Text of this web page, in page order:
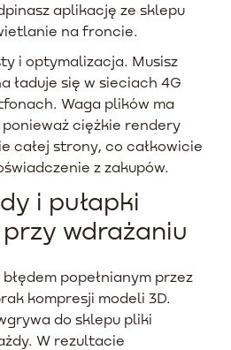
aplikację ze sklepu
na froncie.
i optymalizacja. Musisz
ładuje się w sieciach 4G
Waga plików ma
ciężkie rendery
całej strony, co całkowicie
z zakupów.
i pułapki
wdrażaniu
popełnianym przez
kompresji modeli 3D.
do sklepu pliki
W rezultacie